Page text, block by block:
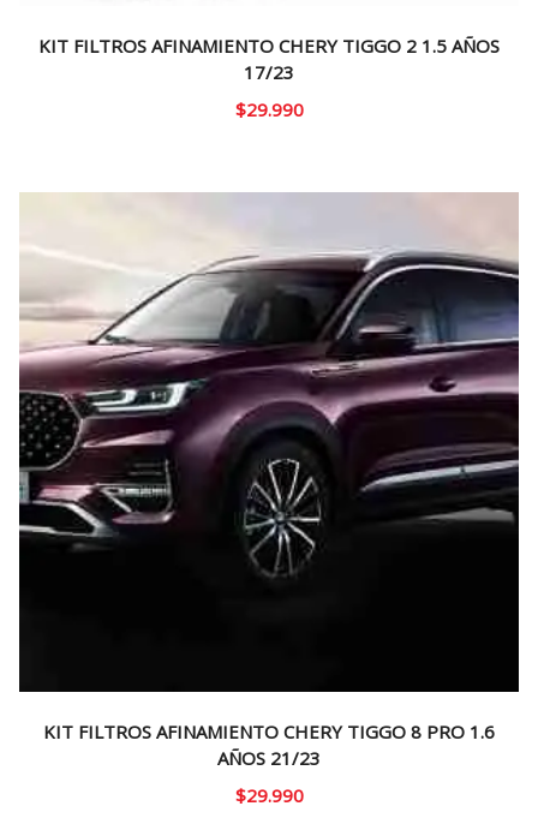
KIT FILTROS AFINAMIENTO CHERY TIGGO 2 1.5 AÑOS
17/23
$29.990
KIT FILTROS AFINAMIENTO CHERY TIGGO 8 PRO 1.6
AÑOS 21/23
$29.990